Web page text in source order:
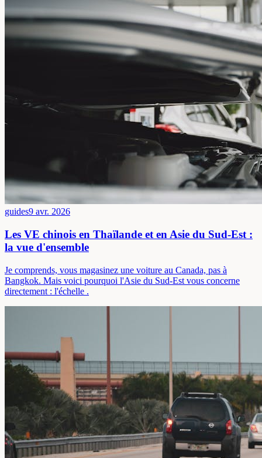
guides9 avr. 2026
Les VE chinois en Thaïlande et en Asie du Sud-Est :
la vue d'ensemble
Je comprends, vous magasinez une voiture au Canada, pas à
Bangkok. Mais voici pourquoi l'Asie du Sud-Est vous concerne
directement : l'échelle .